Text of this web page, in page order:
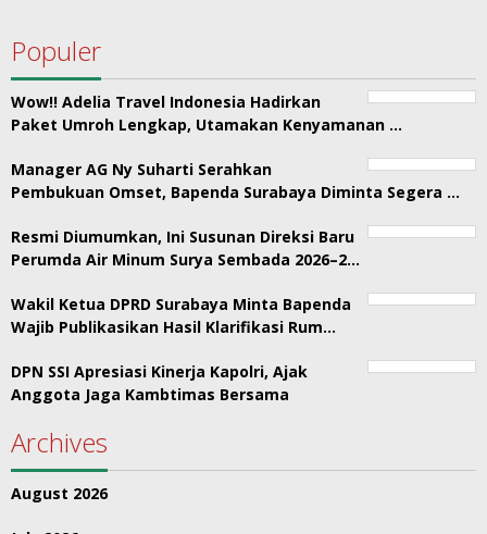
Populer
Wow!! Adelia Travel Indonesia Hadirkan
Paket Umroh Lengkap, Utamakan Kenyamanan …
Manager AG Ny Suharti Serahkan
Pembukuan Omset, Bapenda Surabaya Diminta Segera …
Resmi Diumumkan, Ini Susunan Direksi Baru
Perumda Air Minum Surya Sembada 2026–2…
Wakil Ketua DPRD Surabaya Minta Bapenda
Wajib Publikasikan Hasil Klarifikasi Rum…
DPN SSI Apresiasi Kinerja Kapolri, Ajak
Anggota Jaga Kambtimas Bersama
Archives
August 2026